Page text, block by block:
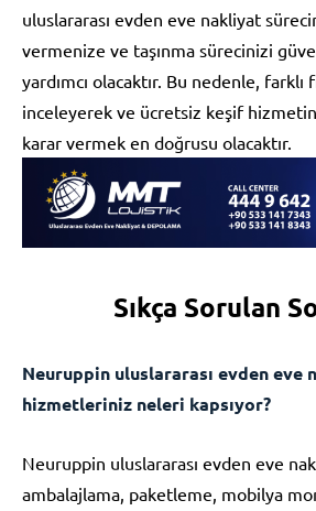
uluslararası evden eve nakliyat
vermenize ve taşınma sürecinizi
yardımcı olacaktır. Bu nedenle,
inceleyerek ve ücretsiz keşif
karar vermek en doğrusu olacaktır.
Sıkça Sorulan
Neuruppin uluslararası evden eve
hizmetleriniz neleri kapsıyor?
Neuruppin uluslararası evden eve
ambalajlama, paketleme, mobilya